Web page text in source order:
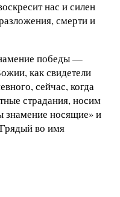
нас и силен
смерти и
победы —
как свидетели
сейчас, когда
страдания, носим
знамение носящие» и
во имя